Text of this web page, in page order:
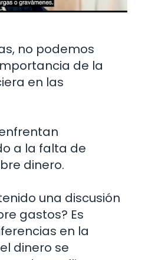
no podemos
de la
en las
a la falta de
dinero.
una discusión
gastos? Es
en la
dinero se